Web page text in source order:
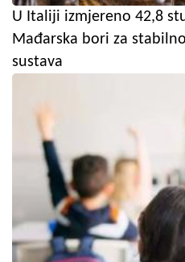
U Italiji izmjereno 42,8
Mađarska bori za
sustava